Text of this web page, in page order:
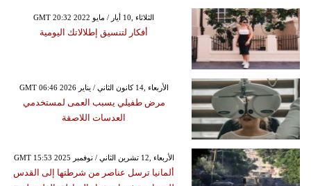
GMT 20:32 2022 الثلاثاء ,10 أيار / مايو
أفكار لتنسيق إطلالاتك اليومية
GMT 06:46 2026 الأربعاء ,14 كانون الثاني / يناير
مرض طفيلي يسبب العمى لمستخدمي
العدسات اللاصقة
GMT 15:53 2025 الأربعاء ,12 تشرين الثاني / نوفمبر
ألمانيا ترسل عناصر من شرطتها إلى القدس